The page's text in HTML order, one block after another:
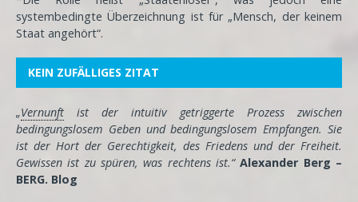
systembedingte Überzeichnung ist für „Mensch, der keinem
Staat angehört“.
KEIN ZUFÄLLIGES ZITAT
„Vernunft ist der intuitiv getriggerte Prozess zwischen
bedingungslosem Geben und bedingungslosem Empfangen. Sie
ist der Hort der Gerechtigkeit, des Friedens und der Freiheit.
Gewissen ist zu spüren, was rechtens ist.“Alexander Berg –
BERG. Blog